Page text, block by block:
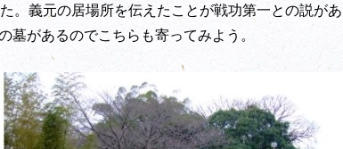
。義元の居場所を伝えたことが戦功第一との説があ
があるのでこちらも寄ってみよう。